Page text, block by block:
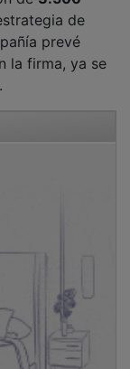
de
3.500
de
prevé
la firma, ya se